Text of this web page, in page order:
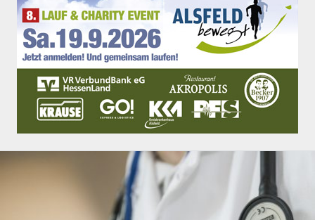
Freiensteinau
Gemünden
Grebenau
Grebenhain
Herbstein
Kirtorf
Lautertal
Mücke
Wartenberg